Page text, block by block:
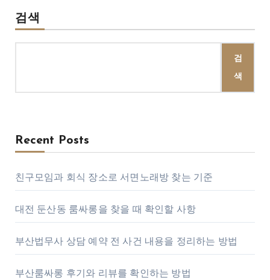
검색
검
색
Recent Posts
친구모임과 회식 장소로 서면노래방 찾는 기준
대전 둔산동 룸싸롱을 찾을 때 확인할 사항
부산법무사 상담 예약 전 사건 내용을 정리하는 방법
부산룸싸롱 후기와 리뷰를 확인하는 방법